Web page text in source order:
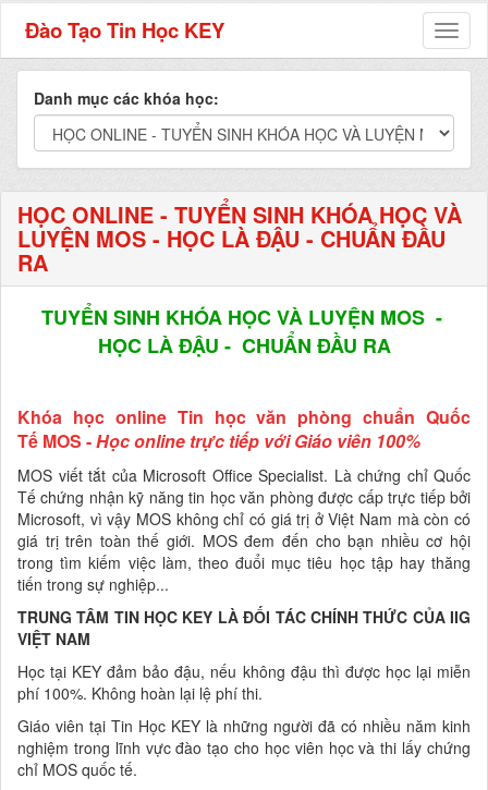
Đào Tạo Tin Học KEY
Danh mục các khóa học:
HỌC ONLINE - TUYỂN SINH KHÓA HỌC VÀ
LUYỆN MOS - HỌC LÀ ĐẬU - CHUẨN ĐẦU
RA
TUYỂN SINH KHÓA HỌC VÀ LUYỆN MOS -
HỌC LÀ ĐẬU - CHUẨN ĐẦU RA
Khóa học online Tin học văn phòng chuẩn Quốc
Tế MOS -Học online trực tiếp với Giáo viên 100%
MOS viết tắt của Microsoft Office Specialist. Là chứng chỉ Quốc
Tế chứng nhận kỹ năng tin học văn phòng được cấp trực tiếp bởi
Microsoft, vì vậy MOS không chỉ có giá trị ở Việt Nam mà còn có
giá trị trên toàn thế giới. MOS đem đến cho bạn nhiều cơ hội
trong tìm kiếm việc làm, theo đuổi mục tiêu học tập hay thăng
tiến trong sự nghiệp...
TRUNG TÂM TIN HỌC KEY LÀ ĐỐI TÁC CHÍNH THỨC CỦA IIG
VIỆT NAM
Học tại KEY đảm bảo đậu, nếu không đậu thì được học lại miễn
phí 100%. Không hoàn lại lệ phí thi.
Giáo viên tại Tin Học KEY là những người đã có nhiều năm kinh
nghiệm trong lĩnh vực đào tạo cho học viên học và thi lấy chứng
chỉ MOS quốc tế.